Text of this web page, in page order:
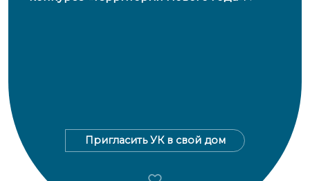
Пригласить УК в свой дом